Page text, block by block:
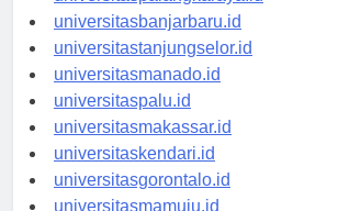
universitaspalangkaraya.id
universitasbanjarbaru.id
universitastanjungselor.id
universitasmanado.id
universitaspalu.id
universitasmakassar.id
universitaskendari.id
universitasgorontalo.id